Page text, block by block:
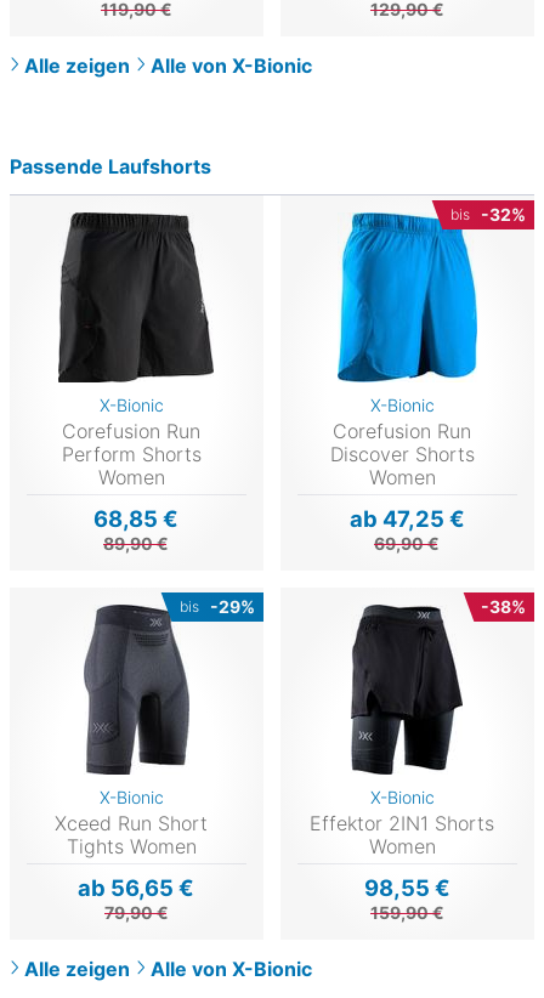
119,90 € 129,90 €
Alle zeigen Alle von X-Bionic
Passende Laufshorts
X-Bionic
Corefusion Run
Perform Shorts
Women
68,85 €
89,90 €
bis -32%
X-Bionic
Corefusion Run
Discover Shorts
Women
ab 47,25 €
69,90 €
bis -29%
X-Bionic
Xceed Run Short
Tights Women
ab 56,65 €
79,90 €
-38%
X-Bionic
Effektor 2IN1 Shorts
Women
98,55 €
159,90 €
Alle zeigen Alle von X-Bionic